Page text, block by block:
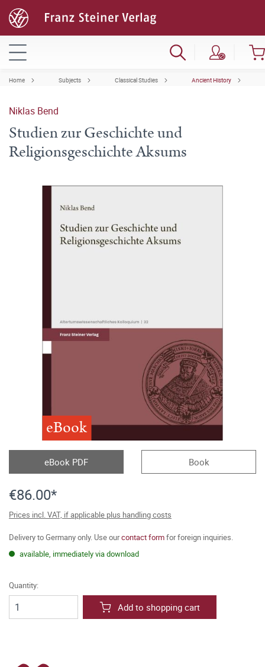
Home Subjects Classical Studies Ancient History
Niklas Bend
Studien zur Geschichte und
Religionsgeschichte Aksums
eBook
eBook PDF Book
€86.00*
Prices incl. VAT, if applicable plus handling costs
Delivery to Germany only. Use ourcontact formfor foreign inquiries.
available, immediately via download
Quantity:
Add to shopping cart